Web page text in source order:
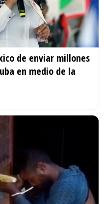
de enviar millones
en medio de la